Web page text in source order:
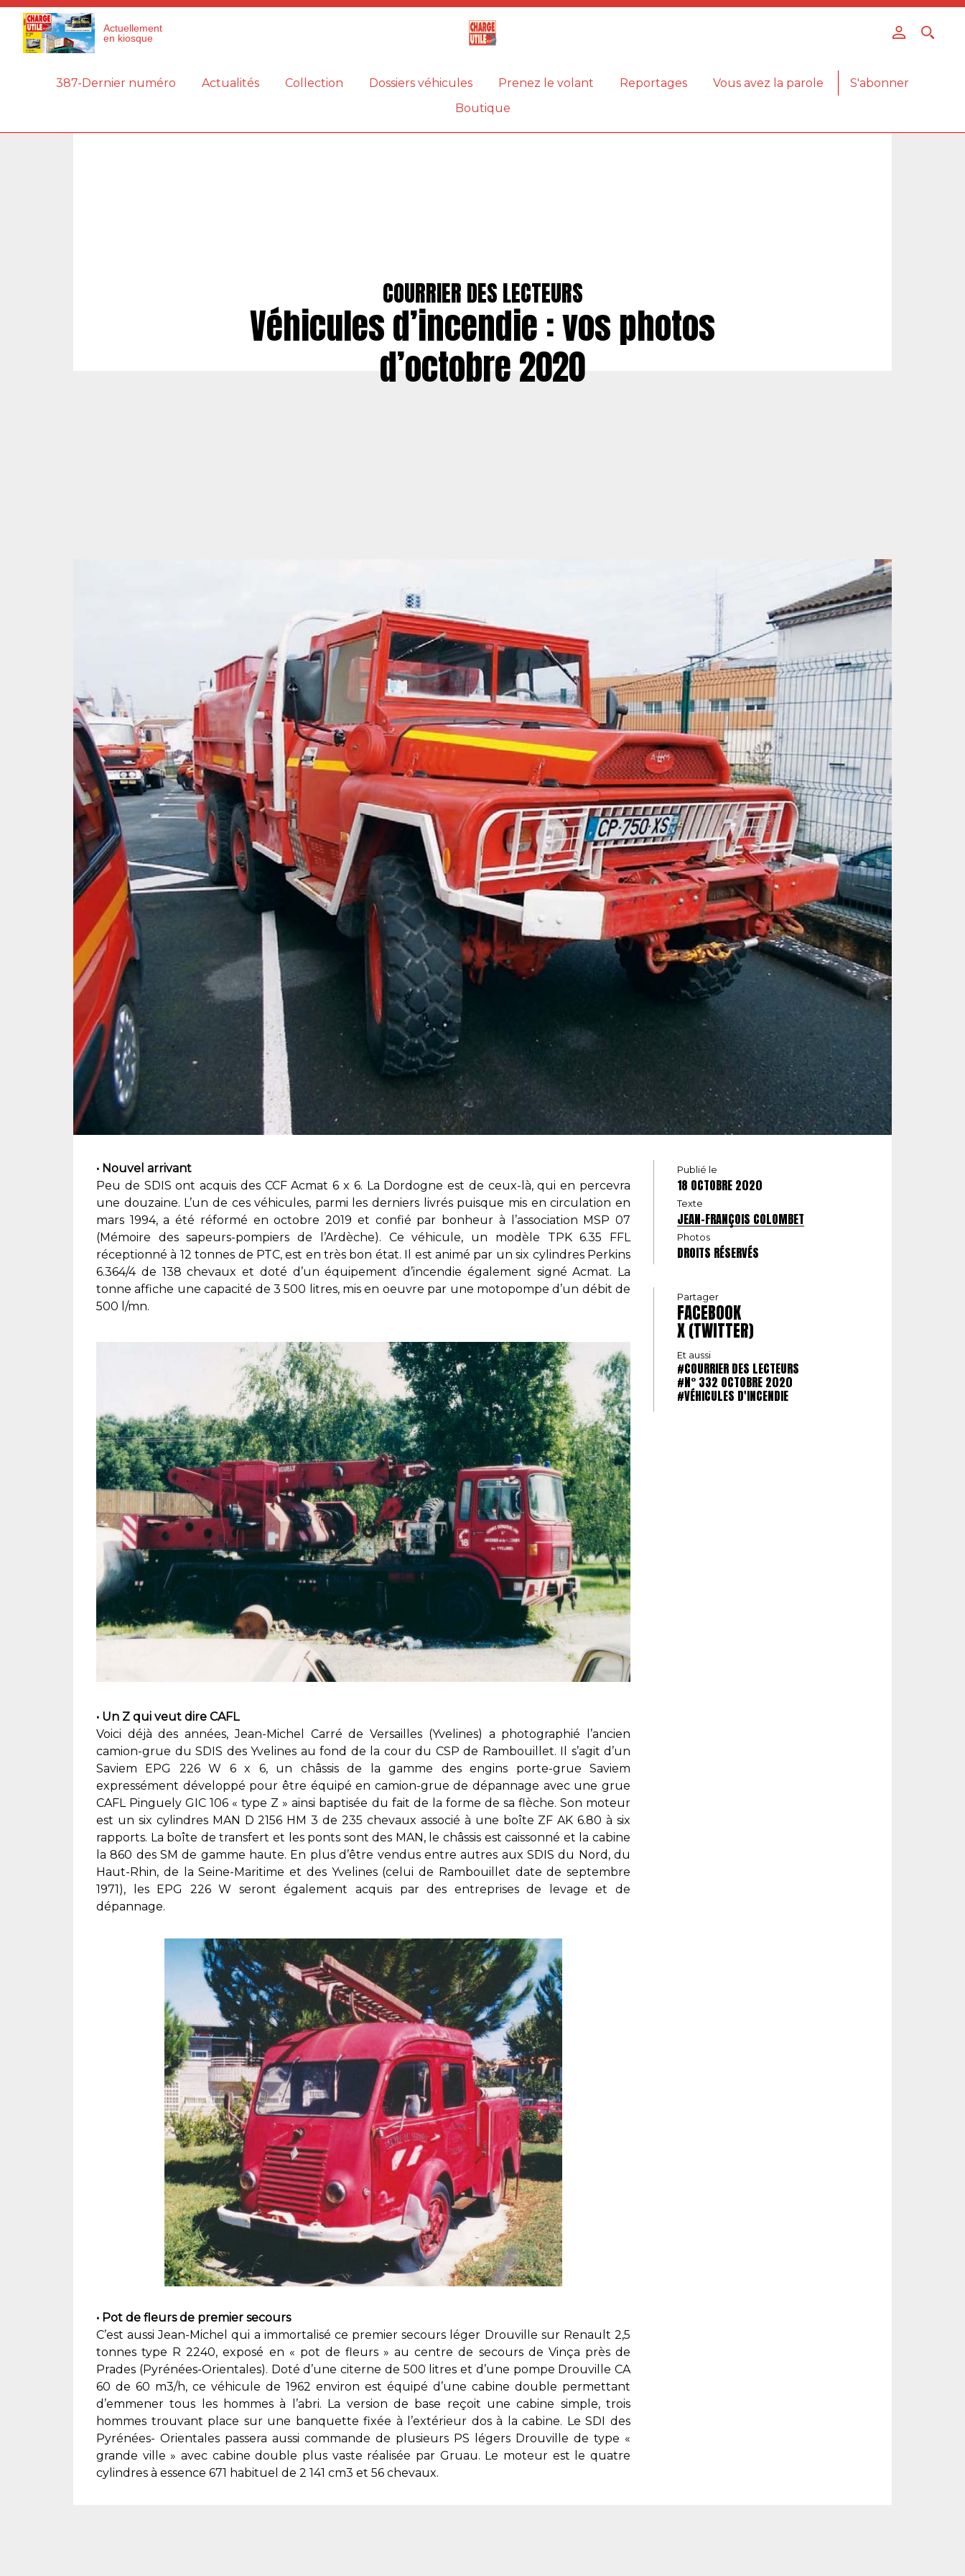
Actuellement
en kiosque
387-Dernier numéro Actualités Collection Dossiers véhicules Prenez le volant Reportages Vous avez la parole
S'abonner
Boutique
COURRIER DES LECTEURS
Véhicules d’incendie : vos photos
d’octobre 2020
• Nouvel arrivant
Peu de SDIS ont acquis des CCF Acmat 6 x 6. La Dordogne est de ceux-là, qui en percevra
une douzaine. L’un de ces véhicules, parmi les derniers livrés puisque mis en circulation en
mars 1994, a été réformé en octobre 2019 et confié par bonheur à l’association MSP 07
(Mémoire des sapeurs-pompiers de l’Ardèche). Ce véhicule, un modèle TPK 6.35 FFL
réceptionné à 12 tonnes de PTC, est en très bon état. Il est animé par un six cylindres Perkins
6.364/4 de 138 chevaux et doté d’un équipement d’incendie également signé Acmat. La
tonne affiche une capacité de 3 500 litres, mis en oeuvre par une motopompe d’un débit de
500 l/mn.
• Un Z qui veut dire CAFL
Voici déjà des années, Jean-Michel Carré de Versailles (Yvelines) a photographié l’ancien
camion-grue du SDIS des Yvelines au fond de la cour du CSP de Rambouillet. Il s’agit d’un
Saviem EPG 226 W 6 x 6, un châssis de la gamme des engins porte-grue Saviem
expressément développé pour être équipé en camion-grue de dépannage avec une grue
CAFL Pinguely GIC 106 « type Z » ainsi baptisée du fait de la forme de sa flèche. Son moteur
est un six cylindres MAN D 2156 HM 3 de 235 chevaux associé à une boîte ZF AK 6.80 à six
rapports. La boîte de transfert et les ponts sont des MAN, le châssis est caissonné et la cabine
la 860 des SM de gamme haute. En plus d’être vendus entre autres aux SDIS du Nord, du
Haut-Rhin, de la Seine-Maritime et des Yvelines (celui de Rambouillet date de septembre
1971), les EPG 226 W seront également acquis par des entreprises de levage et de
dépannage.
• Pot de fleurs de premier secours
C’est aussi Jean-Michel qui a immortalisé ce premier secours léger Drouville sur Renault 2,5
tonnes type R 2240, exposé en « pot de fleurs » au centre de secours de Vinça près de
Prades (Pyrénées-Orientales). Doté d’une citerne de 500 litres et d’une pompe Drouville CA
60 de 60 m3/h, ce véhicule de 1962 environ est équipé d’une cabine double permettant
d’emmener tous les hommes à l’abri. La version de base reçoit une cabine simple, trois
hommes trouvant place sur une banquette fixée à l’extérieur dos à la cabine. Le SDI des
Pyrénées- Orientales passera aussi commande de plusieurs PS légers Drouville de type «
grande ville » avec cabine double plus vaste réalisée par Gruau. Le moteur est le quatre
cylindres à essence 671 habituel de 2 141 cm3 et 56 chevaux.
Publié le
18 OCTOBRE 2020
Texte
JEAN-FRANÇOIS COLOMBET
Photos
DROITS RÉSERVÉS
Partager
FACEBOOK
X (TWITTER)
Et aussi
#COURRIER DES LECTEURS
#N° 332 OCTOBRE 2020
#VÉHICULES D'INCENDIE
Panneau de gestion des cookies